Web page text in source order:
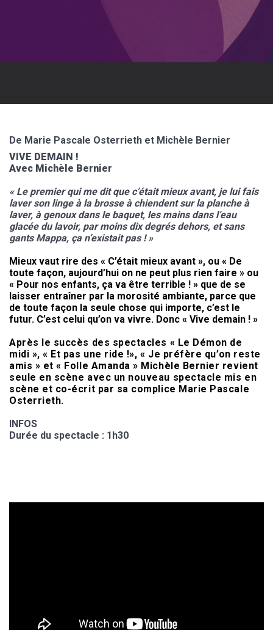
De Marie Pascale Osterrieth et Michèle Bernier
VIVE DEMAIN !
Avec Michèle Bernier
« Le premier qui me dit que c’était mieux avant, je lui fais
laver son linge à la brosse à chiendent sur la planche à
laver, à genoux dans le baquet, les mains dans l’eau
glacée du lavoir, par moins dix degrés dehors, et sans
gants Mappa, ça n’existait pas ! »
Mieux vaut rire des « C’était mieux avant », ou « De
toute façon, aujourd’hui on ne peut plus rien faire » ou
« Pour nos enfants, ça va être terrible ! » que de se
laisser entraîner par la morosité ambiante, parce que
de toute façon la seule chose qui importe, c’est le
futur. C’est celui qu’on va vivre. Donc « Vive demain ! »
Après le succès des spectacles « Le Démon de
midi », « Et pas une ride !», « Je préfère qu’on reste
amis » et « Folle Amanda » Michèle Bernier revient
seule en scène avec un nouveau spectacle mis en
scène et co-écrit par sa complice Marie Pascale
Osterrieth.
INFOS
Durée du spectacle : 1h30